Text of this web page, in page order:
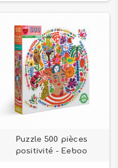
Puzzle 500 pièces
positivité - Eeboo